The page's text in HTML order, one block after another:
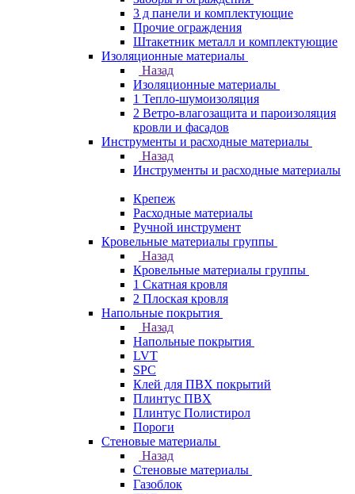
3 д панели и комплектующие
Прочие ограждения
Штакетник металл и комплектующие
Изоляционные материалы
Назад
Изоляционные материалы
1 Тепло-шумоизоляция
2 Ветро-влагозащита и пароизоляция
кровли и фасадов
Инструменты и расходные материалы
Назад
Инструменты и расходные материалы
Крепеж
Расходные материалы
Ручной инструмент
Кровельные материалы группы
Назад
Кровельные материалы группы
1 Скатная кровля
2 Плоская кровля
Напольные покрытия
Назад
Напольные покрытия
LVT
SPC
Клей для ПВХ покрытий
Плинтус ПВХ
Плинтус Полистирол
Пороги
Стеновые материалы
Назад
Стеновые материалы
Газоблок